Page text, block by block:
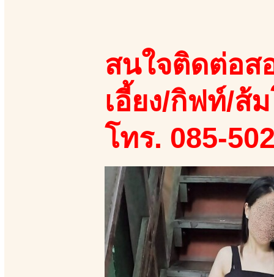
สนใจติดต่อส
เอี้ยง/กิฟท์/ส้
โทร. 085-